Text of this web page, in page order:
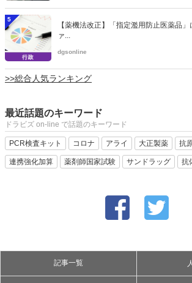
5
【薬機法改正】「指定濫用防止医薬品
ァ...
dgsonline
>>総合人気ランキング
最近話題のキーワード
ドラビズ on-line で話題のキーワード
PCR検査キット コロナ アライ 大正製薬 抗
連携強化加算 薬剤師国家試験 サンドラッグ 抗
記事一覧